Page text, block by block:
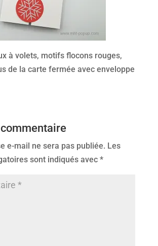
à volets, motifs flocons rouges,
de la carte fermée avec enveloppe
e-mail ne sera pas publiée. Les
sont indiqués avec *